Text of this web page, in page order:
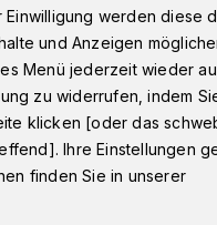
werden diese
und Anzeigen
Menü jederzeit wieder
zu widerrufen, indem
klicken [oder das
Ihre Einstellungen
finden Sie in unserer